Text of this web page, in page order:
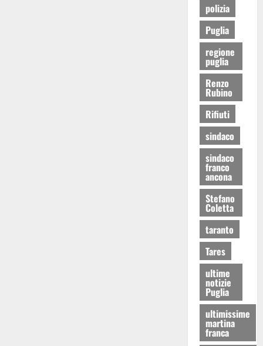
polizia
Puglia
regione
puglia
Renzo
Rubino
Rifiuti
sindaco
sindaco
franco
ancona
Stefano
Coletta
taranto
Tares
ultime
notizie
Puglia
ultimissime
martina
franca